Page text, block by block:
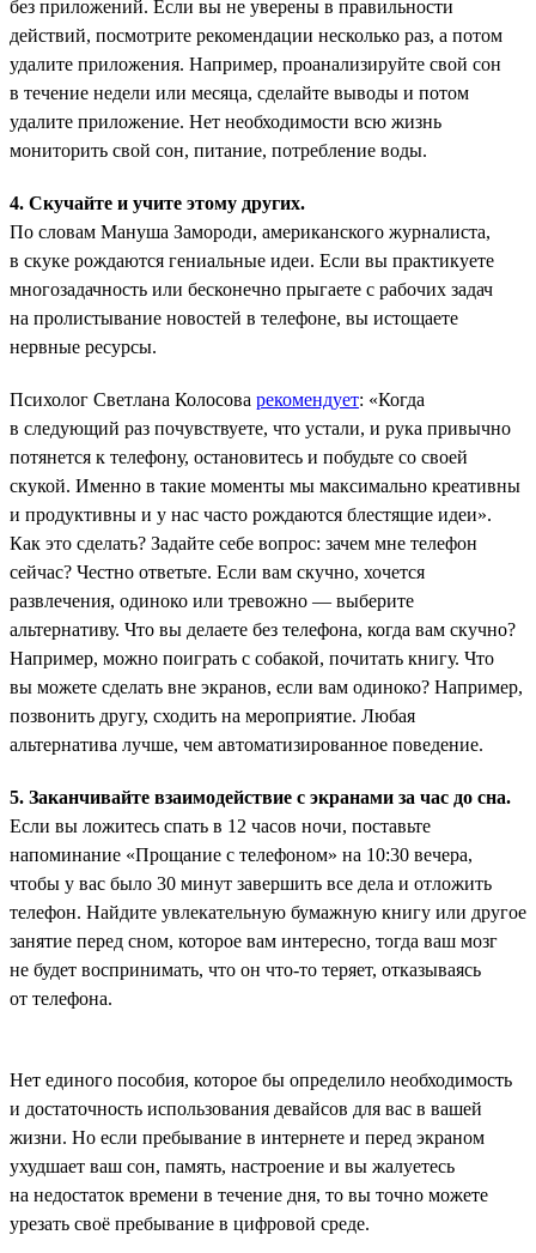
без приложений. Если вы не уверены в правильности
действий, посмотрите рекомендации несколько раз, а потом
удалите приложения. Например, проанализируйте свой сон
в течение недели или месяца, сделайте выводы и потом
удалите приложение. Нет необходимости всю жизнь
мониторить свой сон, питание, потребление воды.
4. Скучайте и учите этому других.
По словам Мануша Замороди, американского журналиста,
в скуке рождаются гениальные идеи. Если вы практикуете
многозадачность или бесконечно прыгаете с рабочих задач
на пролистывание новостей в телефоне, вы истощаете
нервные ресурсы.
Психолог Светлана Колосова рекомендует: «Когда
в следующий раз почувствуете, что устали, и рука привычно
потянется к телефону, остановитесь и побудьте со своей
скукой. Именно в такие моменты мы максимально креативны
и продуктивны и у нас часто рождаются блестящие идеи».
Как это сделать? Задайте себе вопрос: зачем мне телефон
сейчас? Честно ответьте. Если вам скучно, хочется
развлечения, одиноко или тревожно — выберите
альтернативу. Что вы делаете без телефона, когда вам скучно?
Например, можно поиграть с собакой, почитать книгу. Что
вы можете сделать вне экранов, если вам одиноко? Например,
позвонить другу, сходить на мероприятие. Любая
альтернатива лучше, чем автоматизированное поведение.
5. Заканчивайте взаимодействие с экранами за час до сна.
Если вы ложитесь спать в 12 часов ночи, поставьте
напоминание «Прощание с телефоном» на 10:30 вечера,
чтобы у вас было 30 минут завершить все дела и отложить
телефон. Найдите увлекательную бумажную книгу или другое
занятие перед сном, которое вам интересно, тогда ваш мозг
не будет воспринимать, что он что-то теряет, отказываясь
от телефона.
Нет единого пособия, которое бы определило необходимость
и достаточность использования девайсов для вас в вашей
жизни. Но если пребывание в интернете и перед экраном
ухудшает ваш сон, память, настроение и вы жалуетесь
на недостаток времени в течение дня, то вы точно можете
урезать своё пребывание в цифровой среде.